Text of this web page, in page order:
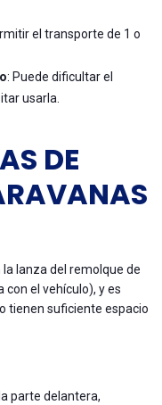
el transporte de 1 o
: Puede dificultar el
usarla.
DE
lanza del remolque de
el vehículo), y es
tienen suficiente espacio
parte delantera,